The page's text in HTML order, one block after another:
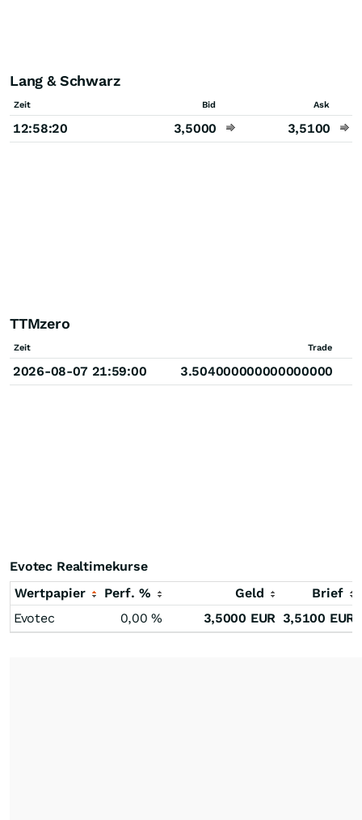
Lang & Schwarz
Zeit Bid Ask
12:58:20 3,5000 3,5100
TTMzero
Zeit Trade
2026-08-07 21:59:00 3.504000000000000000
Evotec Realtimekurse
Wertpapier
Perf. % Geld
Brief
Evotec
0,00% 3,5000 EUR 3,5100 EUR